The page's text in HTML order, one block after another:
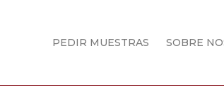
PEDIR MUESTRAS SOBRE